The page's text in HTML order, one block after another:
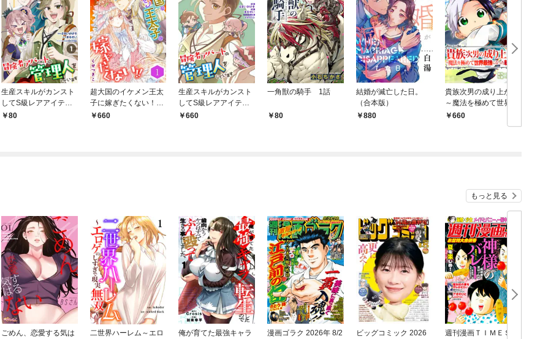
生産スキルがカンスト
してS級レアアイテム
も作れるけど冒険者ア
80
超大国のイケメン王太
子に嫁ぎたくない！！
（合本版） 1巻
660
生産スキルがカンスト
してS級レアアイテム
も作れるけど冒険者ア
660
一角獣の騎手 1話
80
結婚が滅亡した日。
（合本版）
880
貴族次男の成り上がり
～魔法を極めて世界最
強になった転生者～
660
もっと見る
ごめん、恋愛する気は
二世界ハーレム～エロ
俺が育てた最強キャラ
漫画ゴラク 2026年 8/2
ビッグコミック 2026
週刊漫画ＴＩＭＥＳ